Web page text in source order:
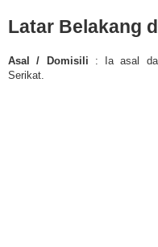
Latar Belakang
Asal / Domisili : Ia asal
Serikat.